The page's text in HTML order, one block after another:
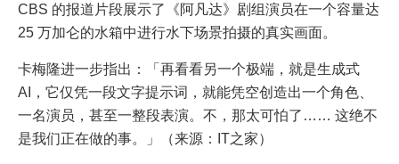
CBS 的报道片段展示了《阿凡达》剧组演员在一个容量达
25 万加仑的水箱中进行水下场景拍摄的真实画面。
卡梅隆进一步指出：「再看看另一个极端，就是生成式
AI，它仅凭一段文字提示词，就能凭空创造出一个角色、
一名演员，甚至一整段表演。不，那太可怕了…… 这绝不
是我们正在做的事。」（来源：IT之家）